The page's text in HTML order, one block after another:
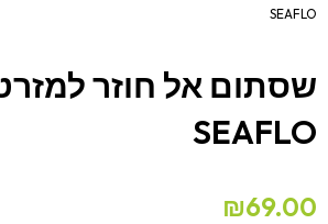
SEAFLO
שסתום אל חוזר
SEAFLO
₪69.00